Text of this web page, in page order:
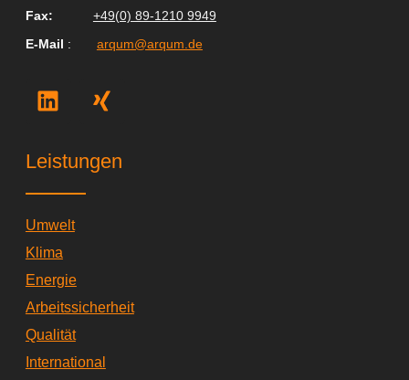
Fax:
+49(0) 89-1210 9949
E-Mail : arqum@arqum.de
L
i
k
d
i
n
X
i
g
Leistungen
Umwelt
Klima
Energie
Arbeitssicherheit
Qualität
International